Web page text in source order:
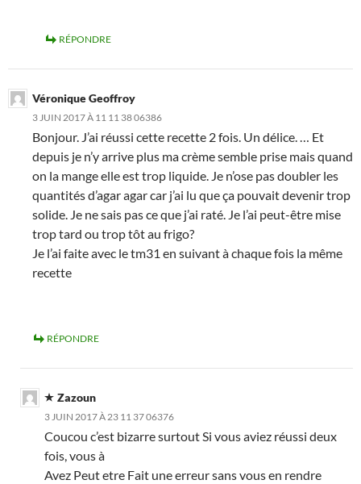
RÉPONDRE
Véronique Geoffroy
3 JUIN 2017 À 11 11 38 06386
Bonjour. J’ai réussi cette recette 2 fois. Un délice. … Et
depuis je n’y arrive plus ma crème semble prise mais quand
on la mange elle est trop liquide. Je n’ose pas doubler les
quantités d’agar agar car j’ai lu que ça pouvait devenir trop
solide. Je ne sais pas ce que j’ai raté. Je l’ai peut-être mise
trop tard ou trop tôt au frigo?
Je l’ai faite avec le tm31 en suivant à chaque fois la même
recette
RÉPONDRE
Zazoun
3 JUIN 2017 À 23 11 37 06376
Coucou c’est bizarre surtout Si vous aviez réussi deux
fois, vous à
Avez Peut etre Fait une erreur sans vous en rendre